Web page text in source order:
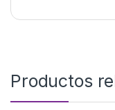
Productos